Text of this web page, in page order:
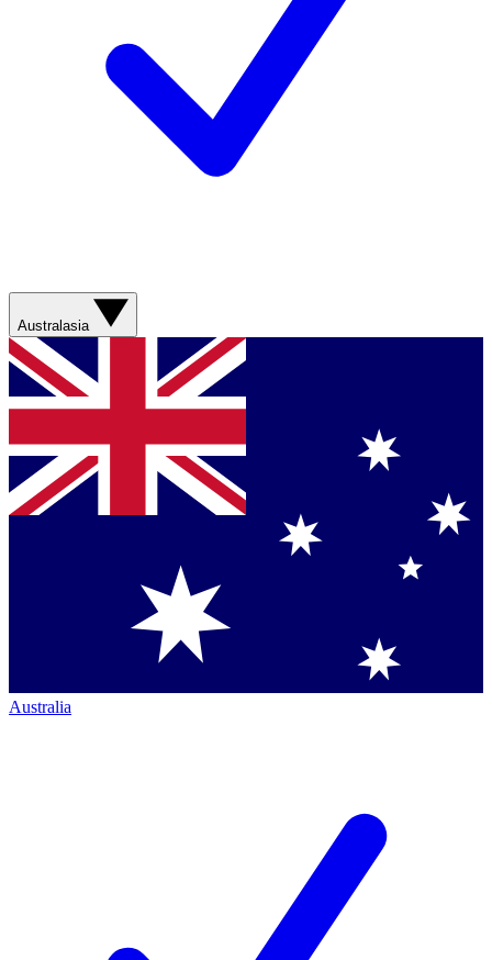
Australasia
Australia